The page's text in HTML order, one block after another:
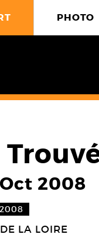
PHOTO
2008
LA LOIRE